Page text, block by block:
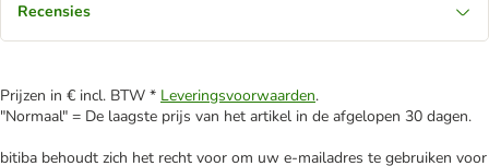
Recensies
Prijzen in € incl. BTW * Leveringsvoorwaarden.
"Normaal" = De laagste prijs van het artikel in de afgelopen 30 dagen.
bitiba behoudt zich het recht voor om uw e-mailadres te gebruiken voor